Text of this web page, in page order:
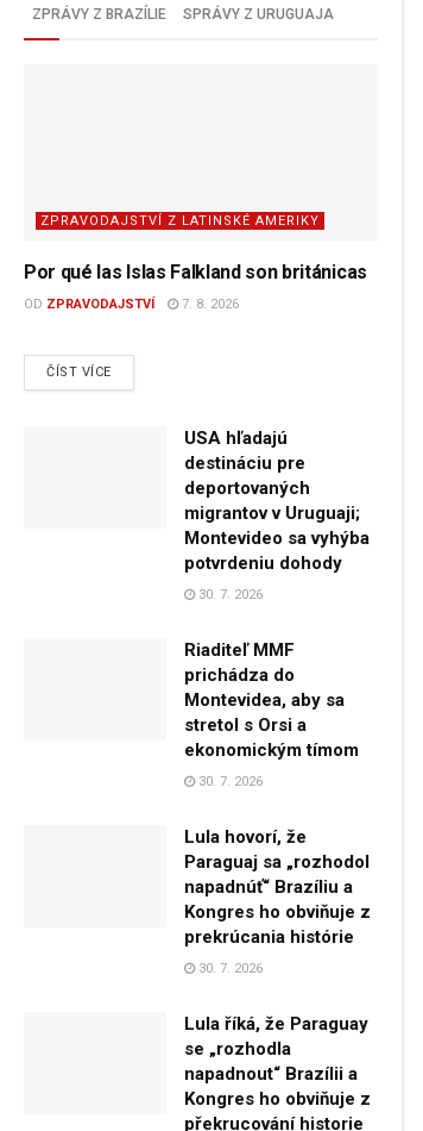
ZPRÁVY Z BRAZÍLIE SPRÁVY Z URUGUAJA
ZPRAVODAJSTVÍ Z LATINSKÉ AMERIKY
Por qué las Islas Falkland son británicas
OD ZPRAVODAJSTVÍ 7. 8. 2026
ČÍST VÍCEDETAILS
USA hľadajú
destináciu pre
deportovaných
migrantov v Uruguaji;
Montevideo sa vyhýba
potvrdeniu dohody
30. 7. 2026
Riaditeľ MMF
prichádza do
Montevidea, aby sa
stretol s Orsi a
ekonomickým tímom
30. 7. 2026
Lula hovorí, že
Paraguaj sa „rozhodol
napadnúť“ Brazíliu a
Kongres ho obviňuje z
prekrúcania histórie
30. 7. 2026
Lula říká, že Paraguay
se „rozhodla
napadnout“ Brazílii a
Kongres ho obviňuje z
překrucování historie